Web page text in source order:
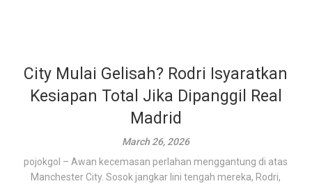
City Mulai Gelisah? Rodri Isyaratkan
Kesiapan Total Jika Dipanggil Real
Madrid
March 26, 2026
pojokgol – Awan kecemasan perlahan menggantung di atas
Manchester City. Sosok jangkar lini tengah mereka, Rodri,